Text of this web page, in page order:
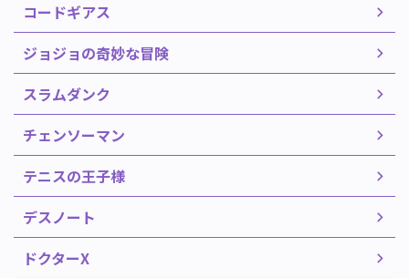
コードギアス
ジョジョの奇妙な冒険
スラムダンク
チェンソーマン
テニスの王子様
デスノート
ドクターX